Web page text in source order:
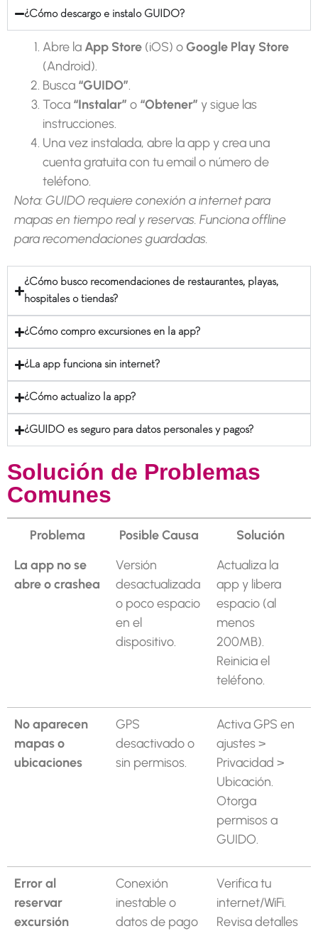
¿Cómo descargo e instalo GUIDO?
Abre la App Store (iOS) oGoogle Play Store
(Android).
Busca “GUIDO”.
Toca “Instalar” o “Obtener” y sigue las
instrucciones.
Una vez instalada, abre la app y crea una
cuenta gratuita con tu email o número de
teléfono.
Nota: GUIDO requiere conexión a internet para
mapas en tiempo real y reservas. Funciona offline
para recomendaciones guardadas.
¿Cómo busco recomendaciones de restaurantes, playas,
hospitales o tiendas?
¿Cómo compro excursiones en la app?
¿La app funciona sin internet?
¿Cómo actualizo la app?
¿GUIDO es seguro para datos personales y pagos?
Solución de Problemas
Comunes
Problema
La app no se
abre o crashea
Posible Causa
Versión
desactualizada
o poco espacio
en el
dispositivo.
Solución
Actualiza la
app y libera
espacio (al
menos
200MB).
Reinicia el
teléfono.
No aparecen
mapas o
ubicaciones
GPS
desactivado o
sin permisos.
Activa GPS en
ajustes >
Privacidad >
Ubicación.
Otorga
permisos a
GUIDO.
Error al
reservar
excursión
Conexión
inestable o
datos de pago
Verifica tu
internet/WiFi.
Revisa detalles